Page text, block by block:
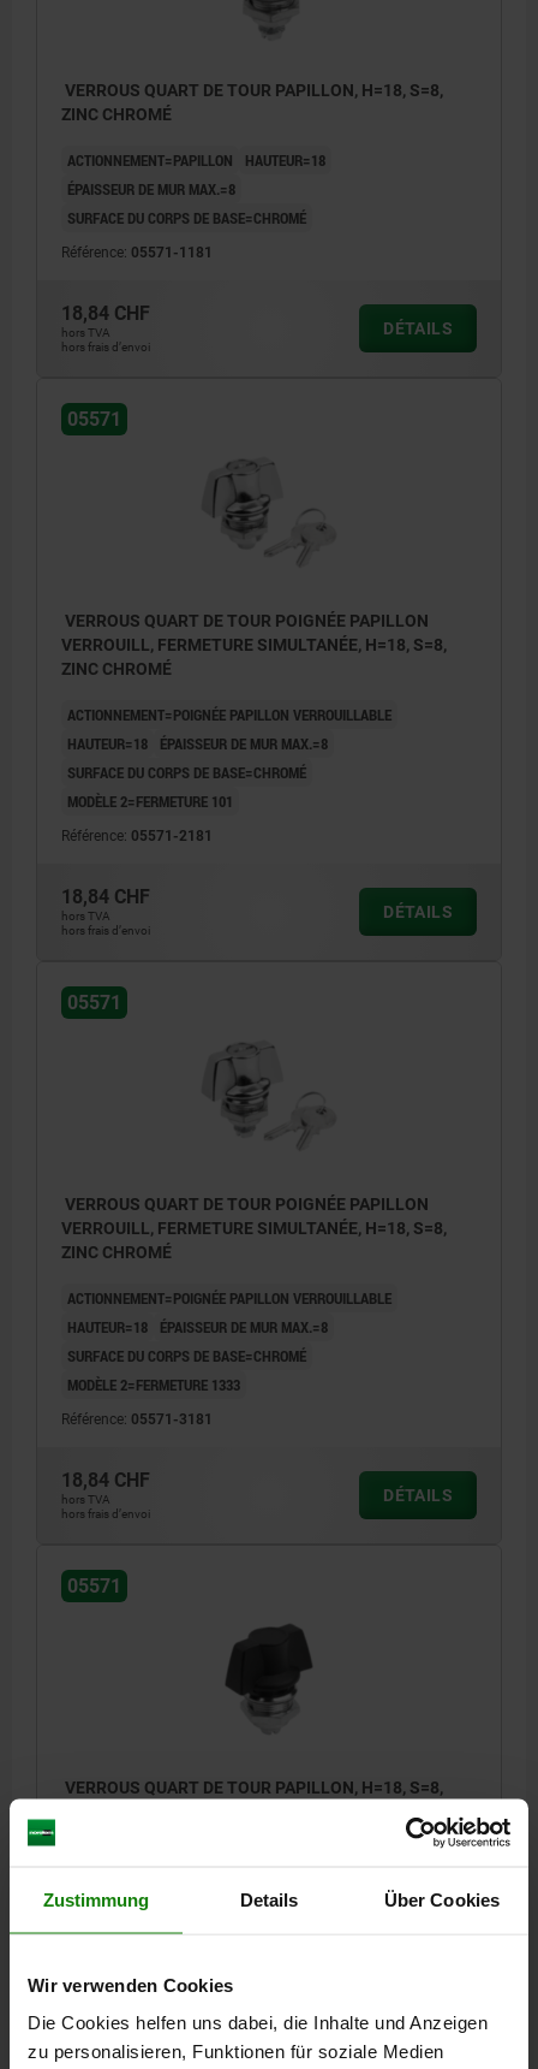
Zustimmung Details Über Cookies
Wir verwenden Cookies
Die Cookies helfen uns dabei, die Inhalte und Anzeigen
zu personalisieren, Funktionen für soziale Medien
VERROUS QUART DE TOUR PAPILLON, H=18, S=8,
ZINC CHROMÉ
ACTIONNEMENT=PAPILLON
HAUTEUR=18
ÉPAISSEUR DE MUR MAX.=8
SURFACE DU CORPS DE BASE=CHROMÉ
Référence: 05571-1181
18,84 CHF
hors TVA
hors frais d’envoi
DÉTAILS
05571
VERROUS QUART DE TOUR POIGNÉE PAPILLON
VERROUILL, FERMETURE SIMULTANÉE, H=18, S=8,
ZINC CHROMÉ
ACTIONNEMENT=POIGNÉE PAPILLON VERROUILLABLE
HAUTEUR=18
ÉPAISSEUR DE MUR MAX.=8
SURFACE DU CORPS DE BASE=CHROMÉ
MODÈLE 2=FERMETURE 101
Référence: 05571-2181
18,84 CHF
hors TVA
hors frais d’envoi
DÉTAILS
05571
VERROUS QUART DE TOUR POIGNÉE PAPILLON
VERROUILL, FERMETURE SIMULTANÉE, H=18, S=8,
ZINC CHROMÉ
ACTIONNEMENT=POIGNÉE PAPILLON VERROUILLABLE
HAUTEUR=18
ÉPAISSEUR DE MUR MAX.=8
SURFACE DU CORPS DE BASE=CHROMÉ
MODÈLE 2=FERMETURE 1333
Référence: 05571-3181
18,84 CHF
hors TVA
hors frais d’envoi
DÉTAILS
05571
VERROUS QUART DE TOUR PAPILLON, H=18, S=8,
SURFACE DU CORPS DE BASE=THERMOLAQUÉ
18,84 CHF
hors TVA
hors frais d’envoi
DÉTAILS